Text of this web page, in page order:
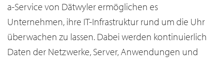
a-Service von Dätwyler ermöglichen es
Unternehmen, ihre IT-Infrastruktur rund um die Uhr
überwachen zu lassen. Dabei werden kontinuierlich
Daten der Netzwerke, Server, Anwendungen und